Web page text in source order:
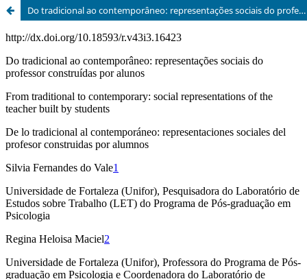
Do tradicional ao contemporâneo: representações sociais do professor construídas por alunos